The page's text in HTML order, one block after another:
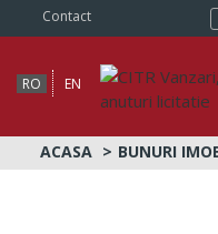
Contact
RO EN
ACASA BUNURI